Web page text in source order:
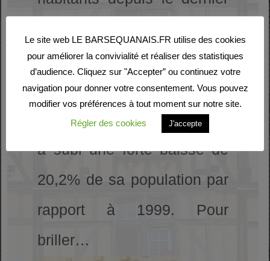
population. Avec une
densité de 11,9 habitants
par km², Buxières-sur-Arce
a subi une forte baisse de
20,2% de sa population par
rapport à 1999. Pour
briller…
Le site web LE BARSEQUANAIS.FR utilise des cookies
pour améliorer la convivialité et réaliser des statistiques
d’audience. Cliquez sur "Accepter” ou continuez votre
navigation pour donner votre consentement. Vous pouvez
modifier vos préférences à tout moment sur notre site.
Régler des cookies
J'accepte